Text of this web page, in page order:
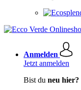
Anmelden
Jetzt anmelden
Bist du neu hier?